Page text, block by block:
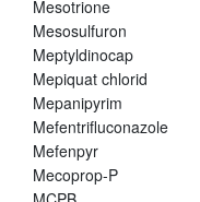
Mesotrione
Mesosulfuron
Meptyldinocap
Mepiquat chlorid
Mepanipyrim
Mefentrifluconazole
Mefenpyr
Mecoprop-P